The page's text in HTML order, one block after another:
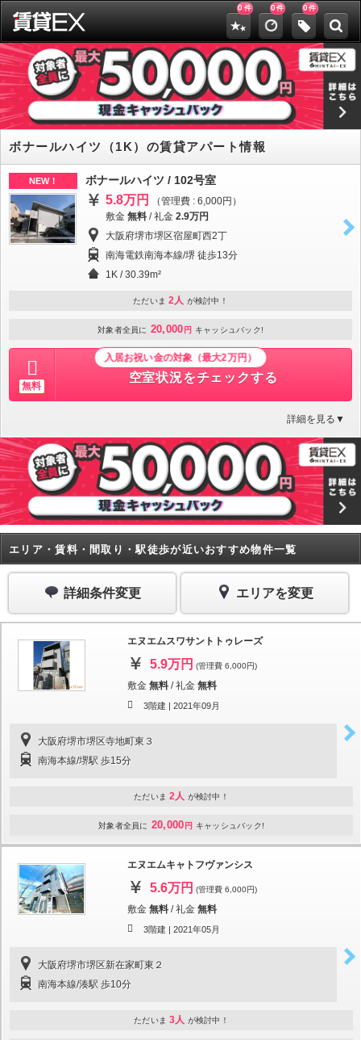
0 件 0件 0件
ボナールハイツ（1K）の賃貸アパート情報
NEW！ ボナールハイツ / 102号室
5.8万円
（管理費 : 6,000円）
敷金 無料 /礼金 2.9万円
大阪府堺市堺区宿屋町西2丁
南海電鉄南海本線/堺 徒歩13分
1K / 30.39m²
ただいま 2人 が検討中！
対象者全員に 20,000 円 キャッシュバック!
無料
入居お祝い金の対象（最大2万円）
空室状況をチェックする
詳細を見る▼
エリア・賃料・間取り・駅徒歩が近いおすすめ物件一覧
詳細条件変更 エリアを変更
エヌエムスワサントトゥレーズ
5.9万円 (管理費 6,000円)
敷金 無料 /礼金 無料
3階建 | 2021年09月
大阪府堺市堺区寺地町東３
南海本線/堺駅 歩15分
ただいま 2人 が検討中！
対象者全員に 20,000 円 キャッシュバック!
エヌエムキャトフヴァンシス
5.6万円 (管理費 6,000円)
敷金 無料 /礼金 無料
3階建 | 2021年05月
大阪府堺市堺区新在家町東２
南海本線/湊駅 歩10分
ただいま 3人 が検討中！